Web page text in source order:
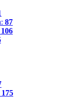
87
106
175